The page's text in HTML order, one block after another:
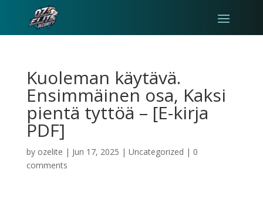
Kuoleman käytävä.
Ensimmäinen osa, Kaksi
pientä tyttöä – [E-kirja
PDF]
by ozelite | Jun 17, 2025 | Uncategorized | 0
comments